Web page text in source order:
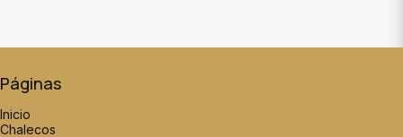
Páginas
Inicio
Chalecos